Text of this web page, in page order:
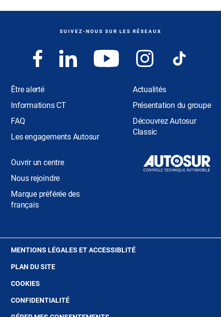
SUIVEZ-NOUS SUR LES RÉSEAUX
Être alerté
Informations CT
FAQ
Les engagements Autosur
Actualités
Présentation du groupe
Découvrez Autosur
Classic
Ouvrir un centre
Nous rejoindre
Marque préférée des
français
MENTIONS LÉGALES ET ACCESSIBLITÉ(OUVRE
PLAN DU SITE
COOKIES
UNE
CONFIDENTIALITÉ(OUVRE